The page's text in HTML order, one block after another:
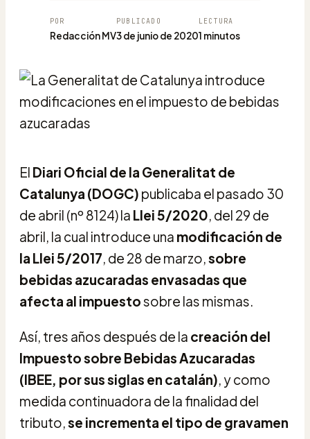
POR
Redacción MV
PUBLICADO
3 de junio de 2020
LECTURA
1 minutos
El Diari Oficial de la Generalitat de
Catalunya (DOGC) publicaba el pasado 30
de abril (nº 8124) la Llei 5/2020, del 29 de
abril, la cual introduce una modificación de
la Llei 5/2017, de 28 de marzo,sobre
bebidas azucaradas envasadas que
afecta al impuestosobre las mismas.
Así, tres años después de la creación del
Impuesto sobre Bebidas Azucaradas
(IBEE, por sus siglas en catalán), y como
medida continuadora de la finalidad del
tributo,se incrementa el tipo de gravamen